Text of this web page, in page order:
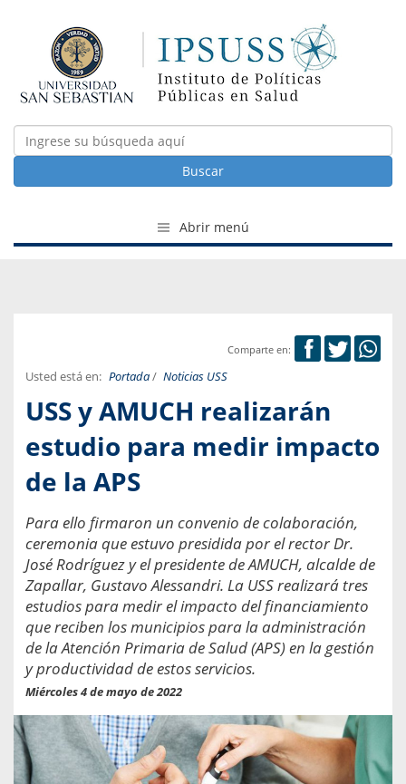
Buscar
Abrir menú
Comparte en:
Usted está en: Portada/ Noticias USS
USS y AMUCH realizarán
estudio para medir impacto
de la APS
Para ello firmaron un convenio de colaboración,
ceremonia que estuvo presidida por el rector Dr.
José Rodríguez y el presidente de AMUCH, alcalde de
Zapallar, Gustavo Alessandri. La USS realizará tres
estudios para medir el impacto del financiamiento
que reciben los municipios para la administración
de la Atención Primaria de Salud (APS) en la gestión
y productividad de estos servicios.
Miércoles 4 de mayo de 2022